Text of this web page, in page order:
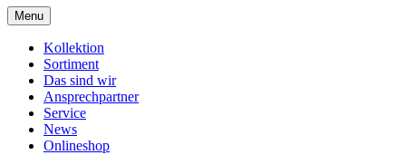
Menu
Kollektion
Sortiment
Das sind wir
Ansprechpartner
Service
News
Onlineshop